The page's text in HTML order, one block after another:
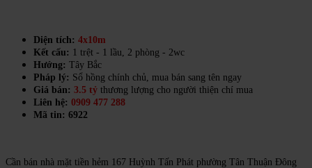
Diện tích: 4x10m
Kết cấu: 1 trệt - 1 lầu, 2 phòng - 2wc
Hướng: Tây Bắc
Pháp lý: Sổ hồng chính chủ, mua bán sang tên ngay
Giá bán: 3.5 tỷ thương lượng cho người thiện chí mua
Liên hệ: 0909 477 288
Mã tin: 6922
Cần bán nhà mặt tiền hẻm 167 Huỳnh Tấn Phát phường Tân Thuận Đông